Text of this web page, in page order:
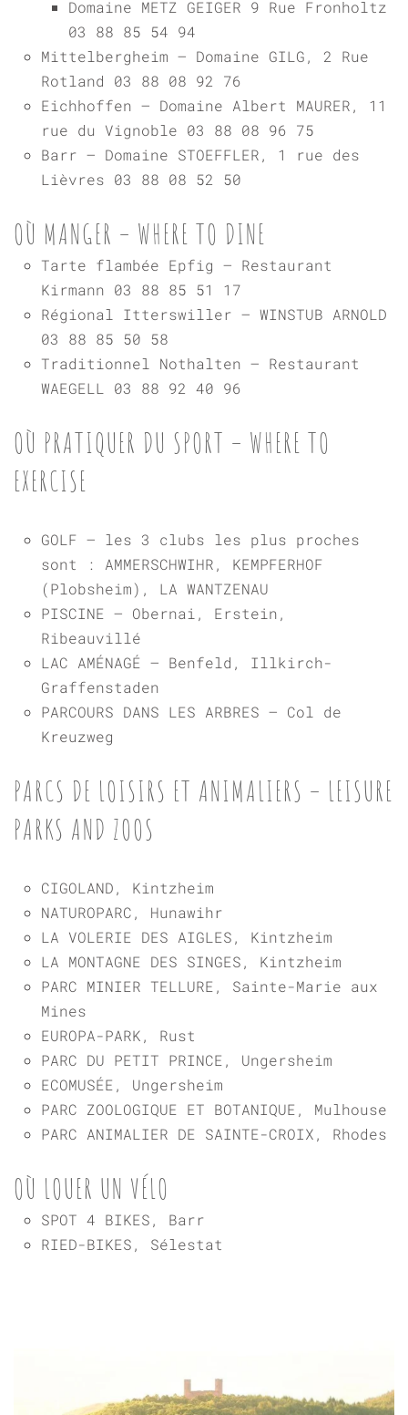
Domaine METZ GEIGER 9 Rue Fronholtz
03 88 85 54 94
Mittelbergheim – Domaine GILG, 2 Rue
Rotland 03 88 08 92 76
Eichhoffen – Domaine Albert MAURER, 11
rue du Vignoble 03 88 08 96 75
Barr – Domaine STOEFFLER, 1 rue des
Lièvres 03 88 08 52 50
OÙ MANGER – WHERE TO DINE
Tarte flambée Epfig – Restaurant
Kirmann 03 88 85 51 17
Régional Itterswiller – WINSTUB ARNOLD
03 88 85 50 58
Traditionnel Nothalten – Restaurant
WAEGELL 03 88 92 40 96
OÙ PRATIQUER DU SPORT – WHERE TO
EXERCISE
GOLF – les 3 clubs les plus proches
sont : AMMERSCHWIHR, KEMPFERHOF
(Plobsheim), LA WANTZENAU
PISCINE – Obernai, Erstein,
Ribeauvillé
LAC AMÉNAGÉ – Benfeld, Illkirch-
Graffenstaden
PARCOURS DANS LES ARBRES – Col de
Kreuzweg
PARCS DE LOISIRS ET ANIMALIERS – LEISURE
PARKS AND ZOOS
CIGOLAND, Kintzheim
NATUROPARC, Hunawihr
LA VOLERIE DES AIGLES, Kintzheim
LA MONTAGNE DES SINGES, Kintzheim
PARC MINIER TELLURE, Sainte-Marie aux
Mines
EUROPA-PARK, Rust
PARC DU PETIT PRINCE, Ungersheim
ECOMUSÉE, Ungersheim
PARC ZOOLOGIQUE ET BOTANIQUE, Mulhouse
PARC ANIMALIER DE SAINTE-CROIX, Rhodes
OÙ LOUER UN VÉLO
SPOT 4 BIKES, Barr
RIED-BIKES, Sélestat